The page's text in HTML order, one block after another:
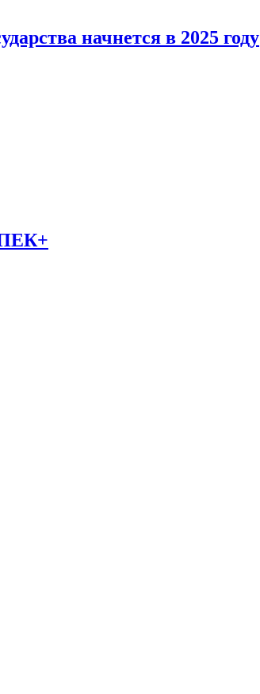
начнется в 2025 году